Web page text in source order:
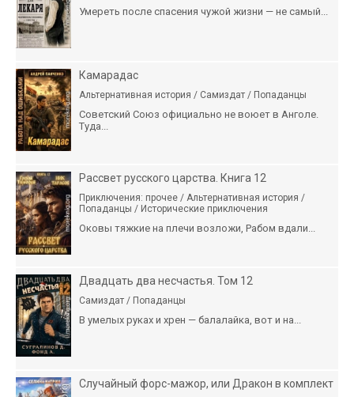
Умереть после спасения чужой жизни — не самый...
Камарадас
Альтернативная история / Самиздат / Попаданцы
Советский Союз официально не воюет в Анголе.
Туда...
Рассвет русского царства. Книга 12
Приключения: прочее / Альтернативная история /
Попаданцы / Исторические приключения
Оковы тяжкие на плечи возложи, Рабом вдали...
Двадцать два несчастья. Том 12
Самиздат / Попаданцы
В умелых руках и хрен — балалайка, вот и на...
Случайный форс-мажор, или Дракон в комплект